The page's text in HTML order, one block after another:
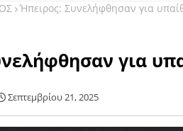
Ήπειρος: Συνελήφθησαν για
για
Σεπτεμβρίου 21, 2025